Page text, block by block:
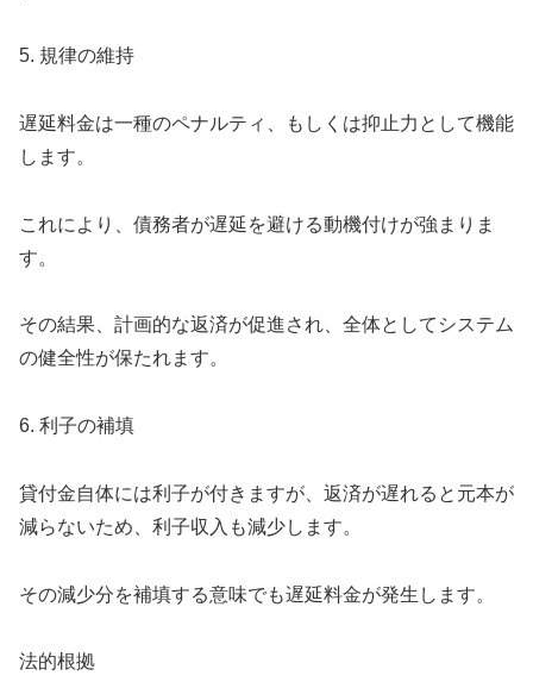
5. 規律の維持
遅延料金は一種のペナルティ、もしくは抑止力として機能
します。
これにより、債務者が遅延を避ける動機付けが強まりま
す。
その結果、計画的な返済が促進され、全体としてシステム
の健全性が保たれます。
6. 利子の補填
貸付金自体には利子が付きますが、返済が遅れると元本が
減らないため、利子収入も減少します。
その減少分を補填する意味でも遅延料金が発生します。
法的根拠